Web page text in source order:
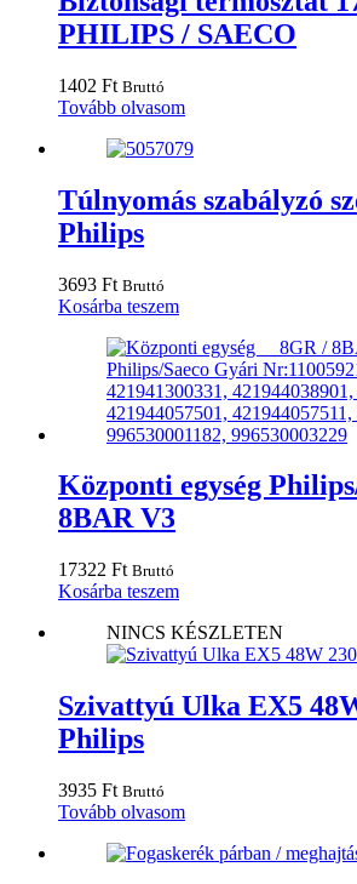
PHILIPS / SAECO
1402 Ft Bruttó
Tovább olvasom
Túlnyomás szabályzó
Philips
3693 Ft Bruttó
Kosárba teszem
Központi egység
8BAR V3
17322 Ft Bruttó
Kosárba teszem
NINCS KÉSZLETEN
Szivattyú Ulka EX5
Philips
3935 Ft Bruttó
Tovább olvasom